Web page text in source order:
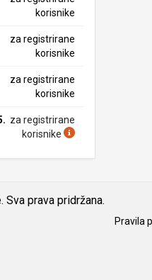
korisnike
za registrirane
korisnike
za registrirane
korisnike
za registrirane
korisnike
prava pridržana.
Pravila